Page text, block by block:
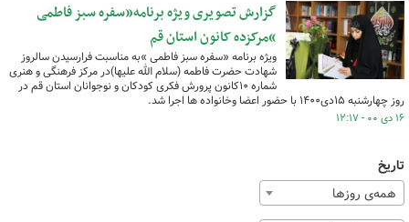
گزارش تصویری ویژه برنامه«سفره سبز فاطمی
»مرکزده کانون استان قم
ویژه برنامه «سفره سبز فاطمی »به مناسبت فرارسیدن سالروز
شهادت حضرت فاطمه (سلام الله علیها)در مرکز فرهنگی و هنری
شماره ۱۰کانون پرورش فکری کودکان و نوجوانان استان قم در
روز چهارشنبه ۱۵دی۱۴۰۰ با حضور اعضا وخانواده ها اجرا شد.
۱۶ دی ۰۰ - ۱۲:۱۷
تاریخ
همه‌ی روزها